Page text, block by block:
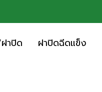
าปิด ฝาปิดฉีดแข็ง